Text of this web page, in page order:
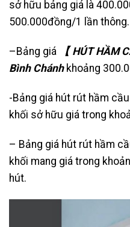
sở hữu bảng giá là
500.000đồng/1 lần thông.
–Bảng giá 【 HÚT HẦM
Bình Chánh khoảng
-Bảng giá hút rút hầm
khối sở hữu giá trong
– Bảng giá hút rút hầm
khối mang giá trong
hút.